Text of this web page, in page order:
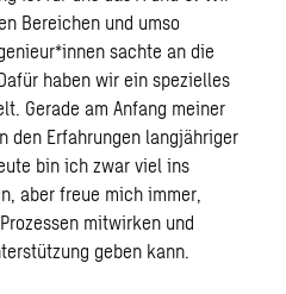
Bereichen und umso
sachte an die
haben wir ein spezielles
Gerade am Anfang meiner
den Erfahrungen langjähriger
bin ich zwar viel ins
aber freue mich immer,
mitwirken und
geben kann.